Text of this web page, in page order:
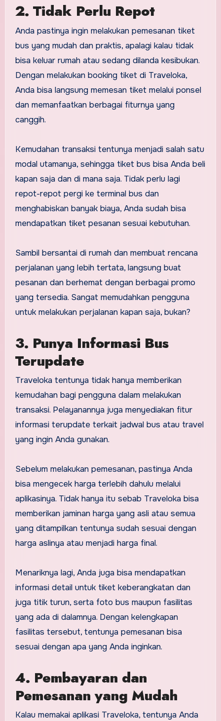
2. Tidak Perlu Repot
Anda pastinya ingin melakukan pemesanan tiket
bus yang mudah dan praktis, apalagi kalau tidak
bisa keluar rumah atau sedang dilanda kesibukan.
Dengan melakukan booking tiket di Traveloka,
Anda bisa langsung memesan tiket melalui ponsel
dan memanfaatkan berbagai fiturnya yang
canggih.
Kemudahan transaksi tentunya menjadi salah satu
modal utamanya, sehingga tiket bus bisa Anda beli
kapan saja dan di mana saja. Tidak perlu lagi
repot-repot pergi ke terminal bus dan
menghabiskan banyak biaya, Anda sudah bisa
mendapatkan tiket pesanan sesuai kebutuhan.
Sambil bersantai di rumah dan membuat rencana
perjalanan yang lebih tertata, langsung buat
pesanan dan berhemat dengan berbagai promo
yang tersedia. Sangat memudahkan pengguna
untuk melakukan perjalanan kapan saja, bukan?
3. Punya Informasi Bus
Terupdate
Traveloka tentunya tidak hanya memberikan
kemudahan bagi pengguna dalam melakukan
transaksi. Pelayanannya juga menyediakan fitur
informasi terupdate terkait jadwal bus atau travel
yang ingin Anda gunakan.
Sebelum melakukan pemesanan, pastinya Anda
bisa mengecek harga terlebih dahulu melalui
aplikasinya. Tidak hanya itu sebab Traveloka bisa
memberikan jaminan harga yang asli atau semua
yang ditampilkan tentunya sudah sesuai dengan
harga aslinya atau menjadi harga final.
Menariknya lagi, Anda juga bisa mendapatkan
informasi detail untuk tiket keberangkatan dan
juga titik turun, serta foto bus maupun fasilitas
yang ada di dalamnya. Dengan kelengkapan
fasilitas tersebut, tentunya pemesanan bisa
sesuai dengan apa yang Anda inginkan.
4. Pembayaran dan
Pemesanan yang Mudah
Kalau memakai aplikasi Traveloka, tentunya Anda